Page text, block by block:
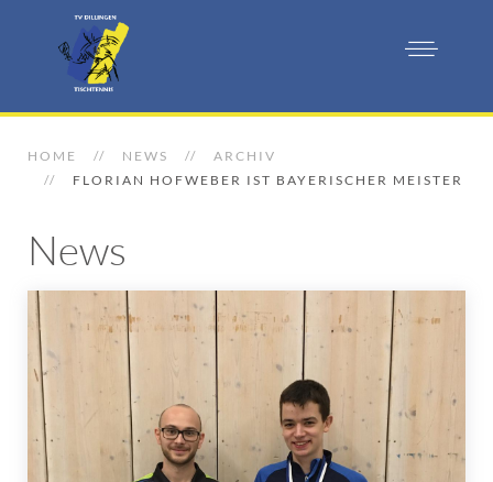
HOME NEWS
ARCHIV
FLORIAN HOFWEBER IST BAYERISCHER MEISTER
News